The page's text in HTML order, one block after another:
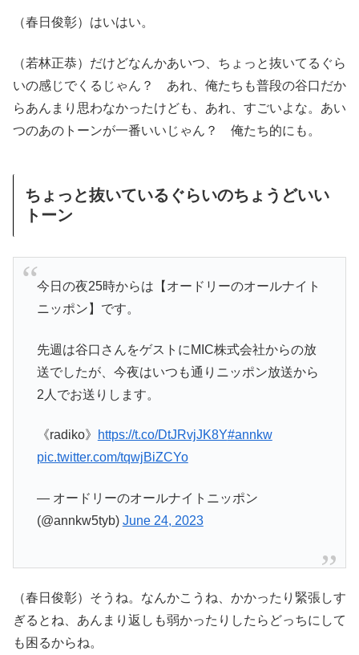
（春日俊彰）はいはい。
（若林正恭）だけどなんかあいつ、ちょっと抜いてるぐら
いの感じでくるじゃん？ あれ、俺たちも普段の谷口だか
らあんまり思わなかったけども、あれ、すごいよな。あい
つのあのトーンが一番いいじゃん？ 俺たち的にも。
ちょっと抜いているぐらいのちょうどいい
トーン
今日の夜25時からは【オードリーのオールナイト
ニッポン】です。
先週は谷口さんをゲストにMIC株式会社からの放
送でしたが、今夜はいつも通りニッポン放送から
2人でお送りします。
《radiko》 https://t.co/DtJRvjJK8Y#annkw
pic.twitter.com/tqwjBiZCYo
— オードリーのオールナイトニッポン
(@annkw5tyb) June 24, 2023
（春日俊彰）そうね。なんかこうね、かかったり緊張しす
ぎるとね、あんまり返しも弱かったりしたらどっちにして
も困るからね。